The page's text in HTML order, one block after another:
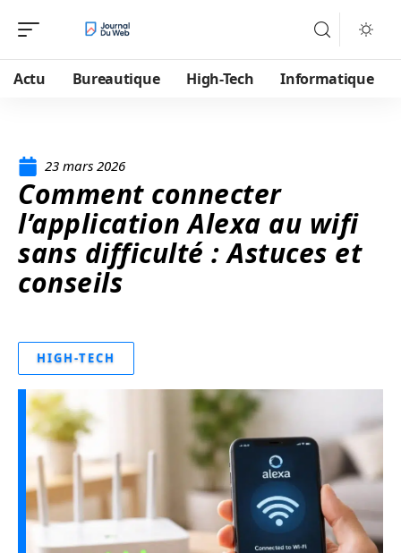
Actu Bureautique High-Tech Informatique
23 mars 2026
Comment connecter
l’application Alexa au wifi
sans difficulté : Astuces et
conseils
HIGH-TECH